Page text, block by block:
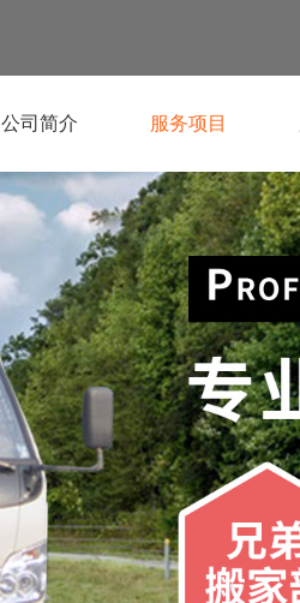
公司简介 服务项目